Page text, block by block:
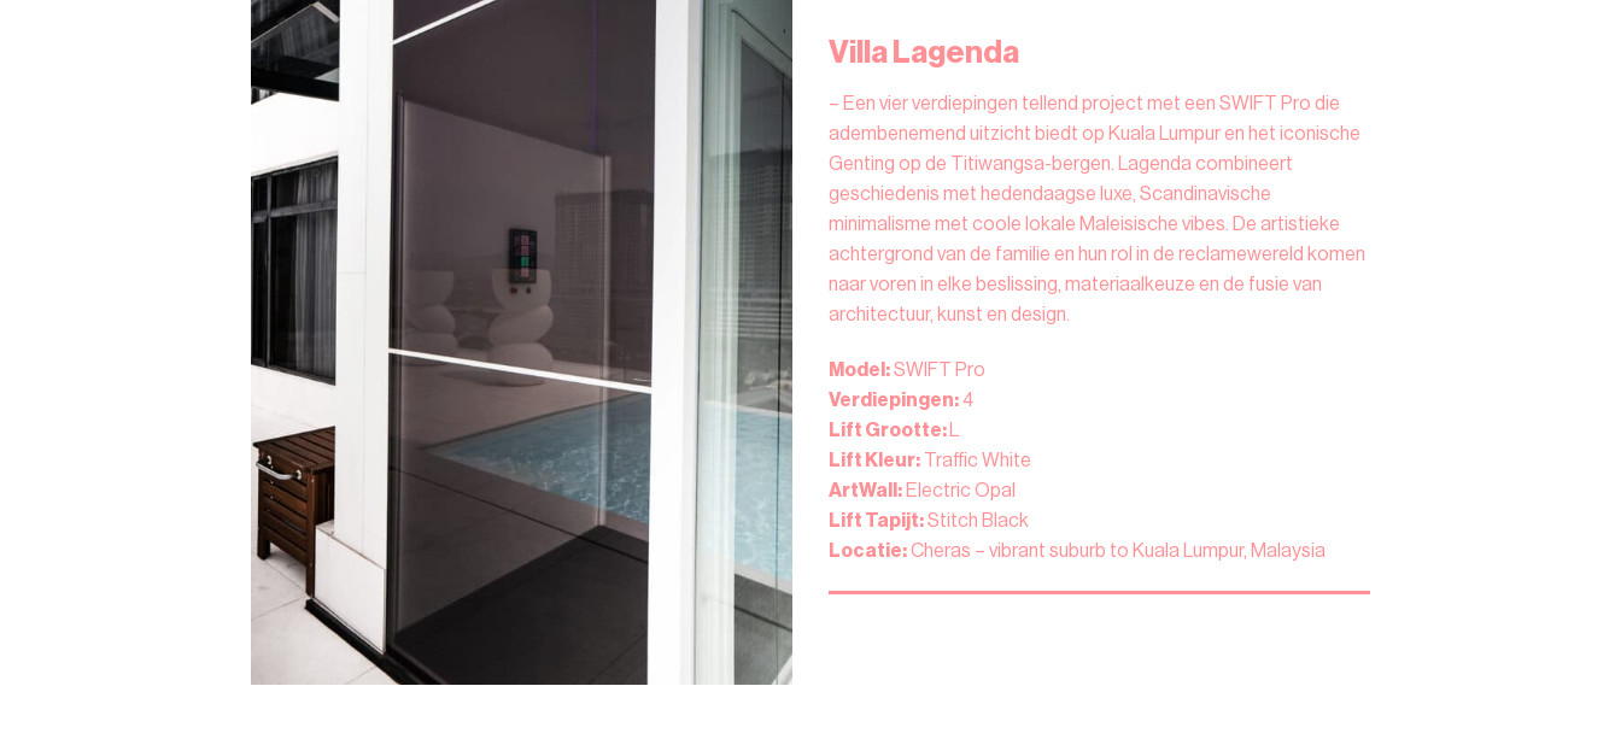
Villa Lagenda
– Een vier verdiepingen tellend project met een SWIFT Pro die
adembenemend uitzicht biedt op Kuala Lumpur en het iconische
Genting op de Titiwangsa-bergen. Lagenda combineert
geschiedenis met hedendaagse luxe, Scandinavische
minimalisme met coole lokale Maleisische vibes. De artistieke
achtergrond van de familie en hun rol in de reclamewereld komen
naar voren in elke beslissing, materiaalkeuze en de fusie van
architectuur, kunst en design.
Model:SWIFT Pro
Verdiepingen:4
Lift Grootte:
Lift Kleur: Traffic White
ArtWall: Electric Opal
Lift Tapijt:Stitch Black
Locatie:Cheras – vibrant suburb to Kuala Lumpur, Malaysia